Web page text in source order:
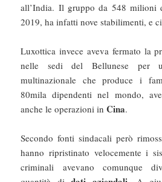
all’India. Il gruppo da 548 milioni
2019, ha infatti nove stabilimenti, e
Luxottica invece aveva fermato la
nelle sedi del Bellunese per
multinazionale che produce i
80mila dipendenti nel mondo,
anche le operazioni inCina.
Secondo fonti sindacali però
hanno ripristinato velocemente i
criminali avevano comunque